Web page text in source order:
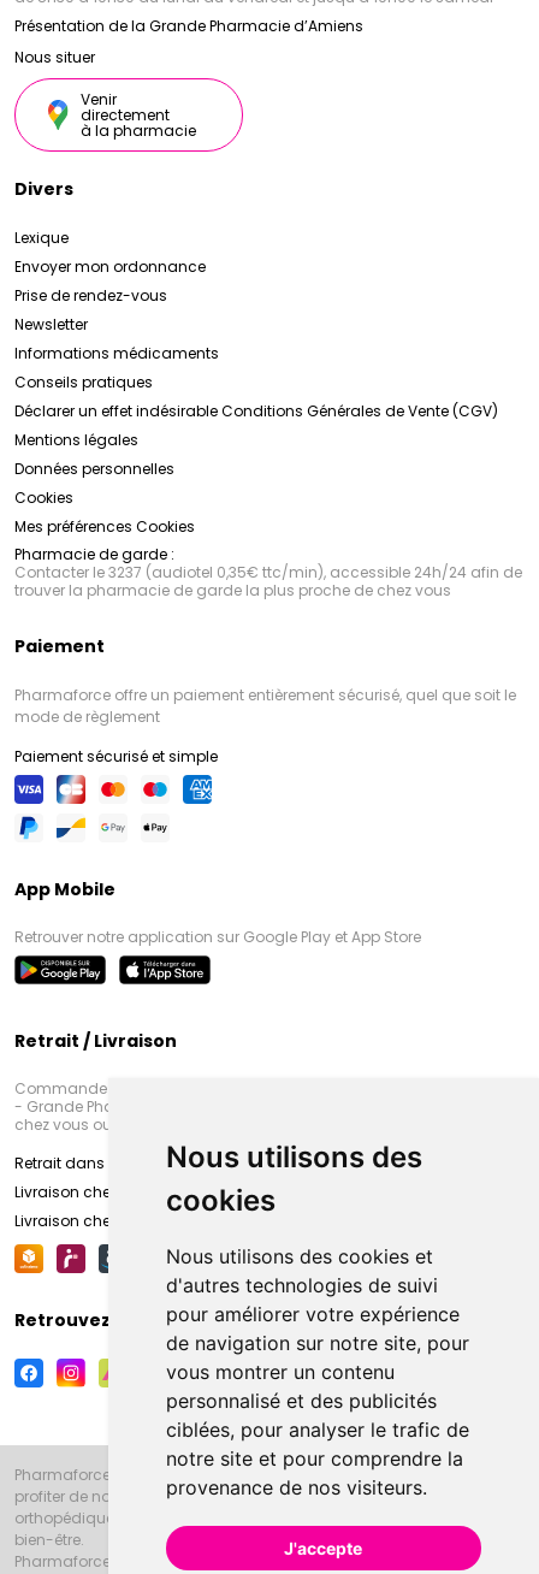
Nous utilisons des
cookies
Nous utilisons des cookies et
d'autres technologies de suivi
pour améliorer votre expérience
de navigation sur notre site, pour
vous montrer un contenu
personnalisé et des publicités
ciblées, pour analyser le trafic de
notre site et pour comprendre la
provenance de nos visiteurs.
J'accepte
Présentation de la Grande Pharmacie d’Amiens
Nous situer
Venir
directement
à la pharmacie
Divers
Lexique
Envoyer mon ordonnance
Prise de rendez-vous
Newsletter
Informations médicaments
Conseils pratiques
Déclarer un effet indésirableConditions Générales de Vente (CGV)
Mentions légales
Données personnelles
Cookies
Mes préférences Cookies
Pharmacie de garde :
Contacter le 3237 (audiotel 0,35€ ttc/min), accessible 24h/24 afin de
trouver la pharmacie de garde la plus proche de chez vous
Paiement
Pharmaforce offre un paiement entièrement sécurisé, quel que soit le
mode de règlement
Paiement sécurisé et simple
App Mobile
Retrouver notre application sur Google Play et App Store
Retrait / Livraison
Commandez en ligne et venez chercher votre commande à Amiens
- Grande Pharmacie d’Amiens (Fachon) ou recevez-là rapidement
chez vous ou en point retrait
Retrait dans la pharmacie d’Amiens
Livraison chez vous
Livraison chez votre commerçant
Retrouvez-nous sur vos réseaux sociaux
Pharmaforce.fr et la Grande Pharmacie d’Amiens vous souhaitent de
profiter de notre accueil, de nos conseils pharmaceutiques,
orthopédiques, homéopathiques, parapharmaceutiques, beauté et
bien-être.
Pharmaforce.fr est le site internet de la Grande Pharmacie d’Amiens.